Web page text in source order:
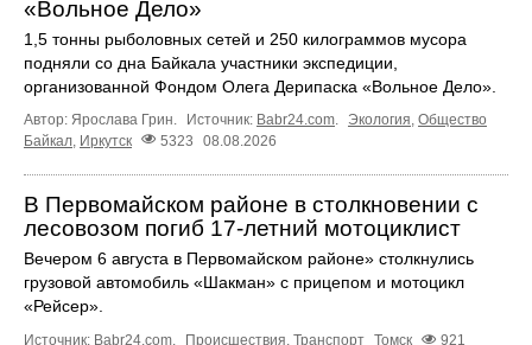
«Вольное Дело»
1,5 тонны рыболовных сетей и 250 килограммов мусора
подняли со дна Байкала участники экспедиции,
организованной Фондом Олега Дерипаска «Вольное Дело».
Автор: Ярослава Грин. Источник: Babr24.com. Экология, Общество
Байкал Иркутск 5323 08.08.2026
В Первомайском районе в столкновении с
лесовозом погиб 17-летний мотоциклист
Вечером 6 августа в Первомайском районе» столкнулись
грузовой автомобиль «Шакман» с прицепом и мотоцикл
«Рейсер».
Источник: Babr24.com Происшествия Транспорт Томск 921